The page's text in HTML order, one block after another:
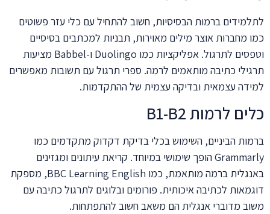
לתלמידים ברמות הבסיסיות, חשוב להתחיל עם כלי עזר פשוטים
כמו מחברות אוצר מילים מאוירות, תבניות למכתבים בסיסיים
וטפסים לתרגול. אפליקציות כמו Duolingo ו-Babbel מציעות
תרגילי כתיבה מותאמים לרמה. ספרי תרגול עם תשובות מאפשרים
למידה עצמאית ובדיקה עצמית של ההתקדמות.
כלים לרמות B1-B2
ברמות הביניים, השימוש בכלי בדיקת דקדוק מתקדמים כמו
Grammarly הופך שימושי במיוחד. קריאת עיתונים ומגזינים
באנגלית ברמה מותאמת, כמו BBC Learning English, מספקת
דוגמאות לכתיבה איכותית. פורומים ובלוגים לתרגול כתיבה עם
משוב מדוברי אנגלית הם משאב חשוב להתפתחות.